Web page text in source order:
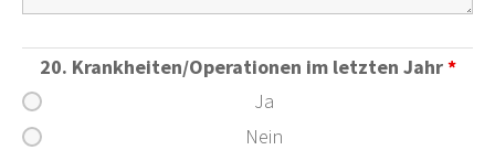
20. Krankheiten/Operationen im letzten Jahr*
Ja
Nein